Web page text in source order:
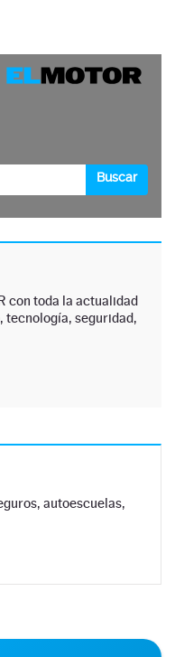
con toda la actualidad
tecnología, seguridad,
autoescuelas,